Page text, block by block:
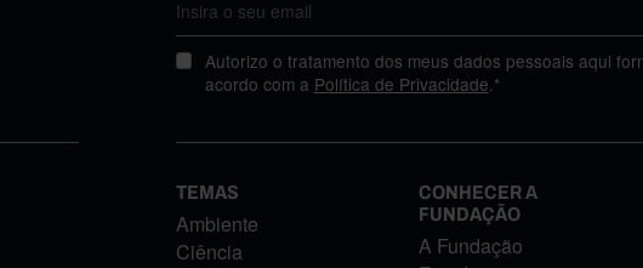
Autorizo o tratamento dos meus dados pessoais aqui
acordo com a Política de Privacidade.*
TEMAS
Ambiente
Ciência
CONHECER A
FUNDAÇÃO
A Fundação